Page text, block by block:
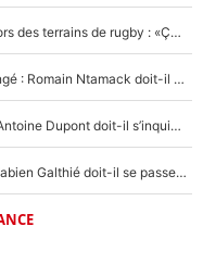
La raison d'être de Matthieu Jalibert en dehors des terrains de rugby : «Ça m'atteint autant que si tu touches à un membre de ma famille»
XV de France - Matthieu Jalibert a tout changé : Romain Ntamack doit-il s’inquiéter pour sa place à un an de la Coupe du monde ?
«Le XV de France est meilleur avec Lucu» : Antoine Dupont doit-il s’inquiéter pour sa place ?
Le XV de France a trouvé son remplaçant : Fabien Galthié doit-il se passer d'Antoine Dupont ?